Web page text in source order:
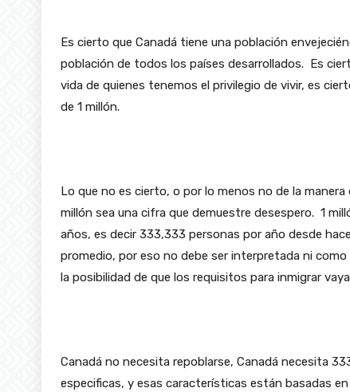
Es cierto que Canadá tiene una población
población de todos los países desarrollados. Es
vida de quienes tenemos el privilegio de vivir, es
de 1 millón.
Lo que no es cierto, o por lo menos no de la
millón sea una cifra que demuestre desespero. 1
años, es decir 333,333 personas por año desde
promedio, por eso no debe ser interpretada ni
la posibilidad de que los requisitos para inmigrar
Canadá no necesita repoblarse, Canadá necesita
especificas, y esas características están basadas